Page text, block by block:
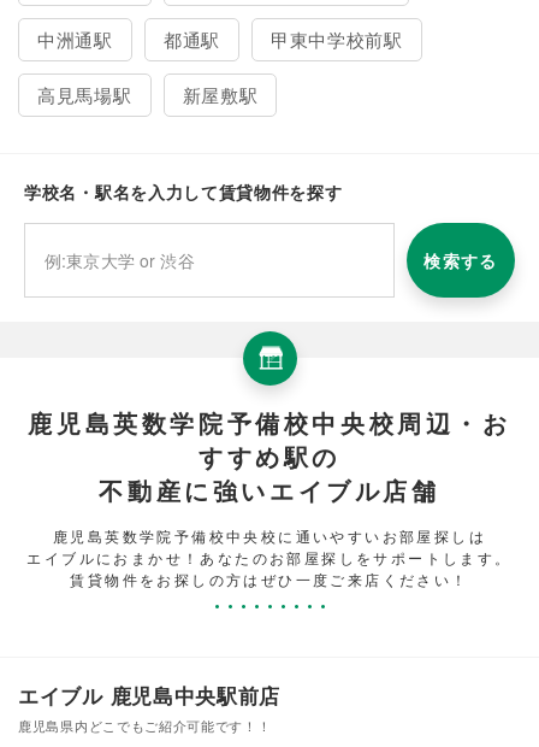
中洲通駅 都通駅 甲東中学校前駅
高見馬場駅 新屋敷駅
学校名・駅名を入力して賃貸物件を探す
検索する
鹿児島英数学院予備校中央校周辺・お
すすめ駅の
不動産に強いエイブル店舗
鹿児島英数学院予備校中央校に通いやすいお部屋探しは
エイブルにおまかせ！あなたのお部屋探しをサポートします。
賃貸物件をお探しの方はぜひ一度ご来店ください！
エイブル 鹿児島中央駅前店
鹿児島県内どこでもご紹介可能です！！